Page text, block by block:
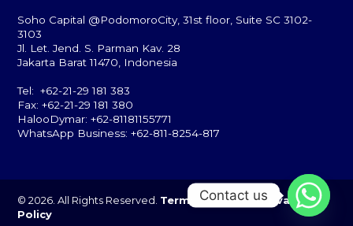
Soho Capital @PodomoroCity, 31st floor, Suite SC 3102-
3103
Jl. Let. Jend. S. Parman Kav. 28
Jakarta Barat 11470, Indonesia
Tel: +62-21-29 181 383
Fax: +62-21-29 181 380
HalooDymar: +62-81181155771
WhatsApp Business: +62-811-8254-817
© 2026. All Rights Reserved. Terms of UseandPrivacy
Policy
Contact us